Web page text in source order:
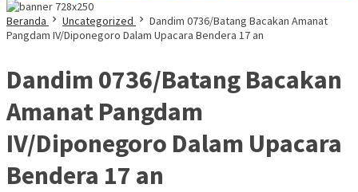
Beranda
Uncategorized
Dandim 0736/Batang Bacakan Amanat
Pangdam IV/Diponegoro Dalam Upacara Bendera 17 an
Dandim 0736/Batang Bacakan
Amanat Pangdam
IV/Diponegoro Dalam Upacara
Bendera 17 an